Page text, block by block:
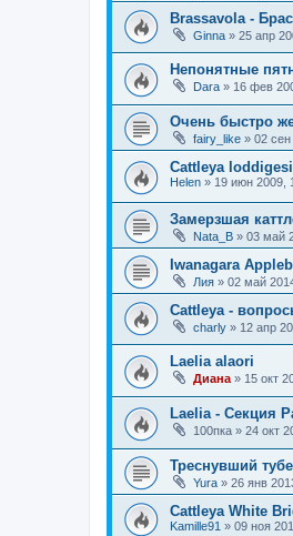
Brassavola -
Ginna » 25 апр
Непонятные
Dara » 16 фев
Очень быстро
fairy_like » 02
Cattleya
Helen » 19 июн 2009,
Замерзшая
Nata_B » 03 май
Iwanagara
Лия » 02 май
Cattleya -
charly » 12 апр
Laelia alaori
Диана » 15 окт
Laelia - Секция
100пка » 24 окт
Треснувший
Yura » 26 янв
Cattleya White
Kamille91 » 09 ноя